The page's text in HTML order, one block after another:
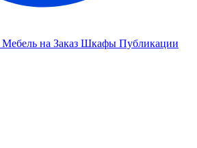
Мебель на Заказ Шкафы Публикации